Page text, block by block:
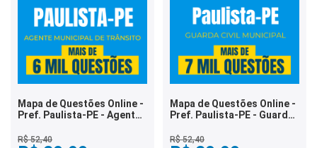
Mapa de Questões Online -
Pref. Paulista-PE - Agente
Mil Questões
R$ 52,40
Mapa de Questões Online -
Pref. Paulista-PE - Guarda
Questões
R$ 52,40